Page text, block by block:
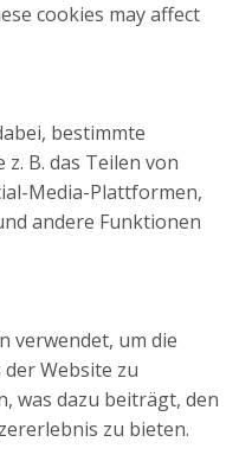
cookies may affect
bestimmte
B. das Teilen von
Media-Plattformen,
andere Funktionen
verwendet, um die
Website zu
was dazu beiträgt, den
zu bieten.